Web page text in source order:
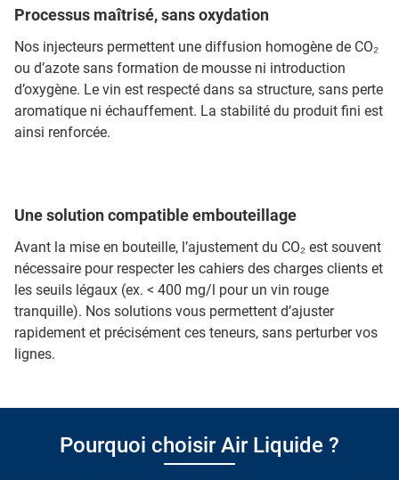
Processus maîtrisé, sans oxydation
Nos injecteurs permettent une diffusion homogène de CO₂
ou d’azote sans formation de mousse ni introduction
d’oxygène. Le vin est respecté dans sa structure, sans perte
aromatique ni échauffement. La stabilité du produit fini est
ainsi renforcée.
Une solution compatible embouteillage
Avant la mise en bouteille, l’ajustement du CO₂ est souvent
nécessaire pour respecter les cahiers des charges clients et
les seuils légaux (ex. < 400 mg/l pour un vin rouge
tranquille). Nos solutions vous permettent d’ajuster
rapidement et précisément ces teneurs, sans perturber vos
lignes.
Pourquoi choisir Air Liquide ?